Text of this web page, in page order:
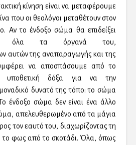
κίνηση είναι να μεταφέρουμε
που οι θεολόγοι μεταθέτουν στον
Αν το ένδοξο σώμα θα επιδείξει
όλα τα όργανά του,
αυτών της αναπαραγωγής και της
να αποσπάσουμε από το
υποθετική δόξα για να την
δυνατό της τόπο: το σώμα
ένδοξο σώμα δεν είναι ένα άλλο
απελευθερωμένο από τα μάγια
τον εαυτό του, διαχωρίζοντας τη
φως από το σκοτάδι. Όλα, όπως